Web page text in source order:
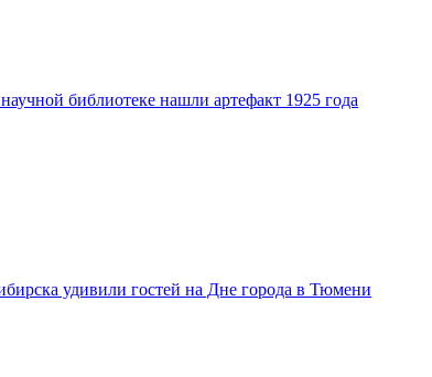
библиотеке нашли артефакт 1925 года
удивили гостей на Дне города в Тюмени